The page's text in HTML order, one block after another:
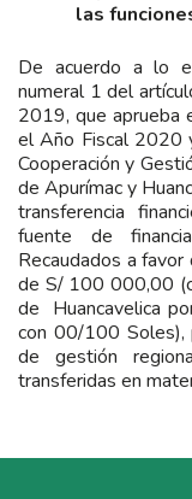
las
De acuerdo a lo
numeral 1 del
2019, que aprueba
el Año Fiscal 2020
Cooperación y
de Apurímac y
transferencia
fuente de
Recaudados a
de S/ 100 000,00
de Huancavelica
con 00/100 Soles),
de gestión
transferidas en